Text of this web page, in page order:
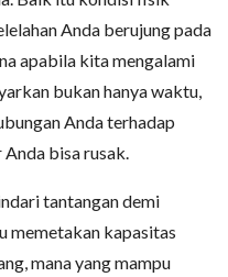
Anda berujung pada
apabila kita mengalami
bukan hanya waktu,
Anda terhadap
bisa rusak.
tantangan demi
memetakan kapasitas
mana yang mampu